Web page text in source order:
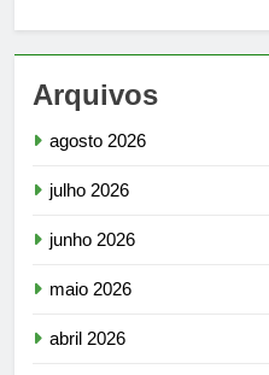
Arquivos
agosto 2026
julho 2026
junho 2026
maio 2026
abril 2026